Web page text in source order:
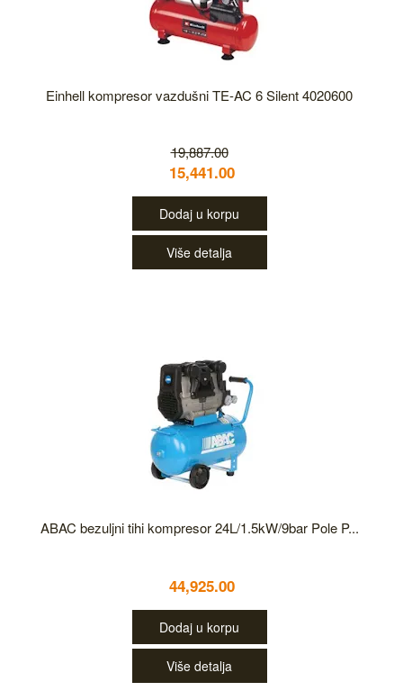
Einhell kompresor vazdušni TE-AC 6 Silent 4020600
19,887.00
15,441.00
Dodaj u korpu
Više detalja
ABAC bezuljni tihi kompresor 24L/1.5kW/9bar Pole P...
44,925.00
Dodaj u korpu
Više detalja